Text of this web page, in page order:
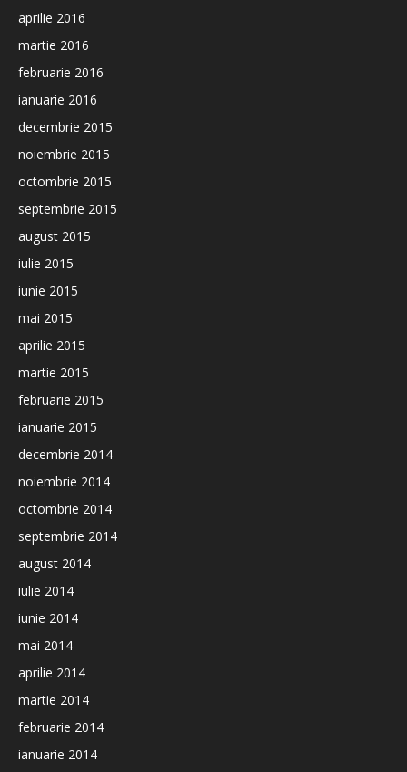
aprilie 2016
martie 2016
februarie 2016
ianuarie 2016
decembrie 2015
noiembrie 2015
octombrie 2015
septembrie 2015
august 2015
iulie 2015
iunie 2015
mai 2015
aprilie 2015
martie 2015
februarie 2015
ianuarie 2015
decembrie 2014
noiembrie 2014
octombrie 2014
septembrie 2014
august 2014
iulie 2014
iunie 2014
mai 2014
aprilie 2014
martie 2014
februarie 2014
ianuarie 2014